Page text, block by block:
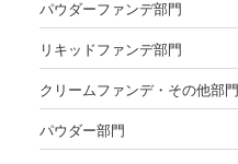
パウダーファンデ部門
リキッドファンデ部門
クリームファンデ・その他部門
パウダー部門